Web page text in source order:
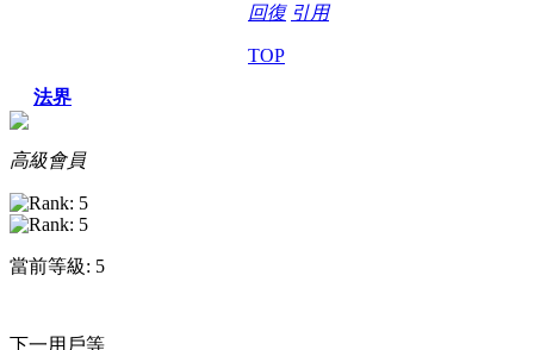
回復 引用
TOP
法界
高級會員
當前等級: 5
下一用戶等